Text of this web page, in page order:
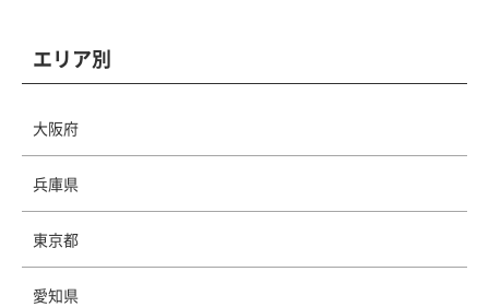
エリア別
大阪府
兵庫県
東京都
愛知県